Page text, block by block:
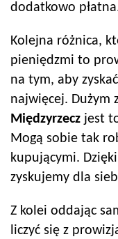
dodatkowo
Kolejna różnica,
pieniędzmi to
na tym, aby
najwięcej. Dużym
Międzyrzecz jest
Mogą sobie tak
kupującymi.
zyskujemy dla
Z kolei oddając
liczyć się z